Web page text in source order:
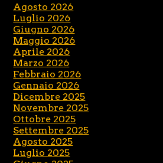
Agosto 2026
Luglio 2026
Giugno 2026
Maggio 2026
Aprile 2026
Marzo 2026
Febbraio 2026
Gennaio 2026
Dicembre 2025
Novembre 2025
Ottobre 2025
Settembre 2025
Agosto 2025
Luglio 2025